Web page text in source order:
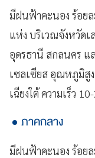
มีฝนฟ้าคะนอง ร้อย
แห่ง บริเวณจังหวัด
อุดรธานี สกลนคร
เซลเซียส อุณหภูมิสู
เฉียงใต้ ความเร็ว
ภาคกลาง
มีฝนฟ้าคะนอง ร้อย